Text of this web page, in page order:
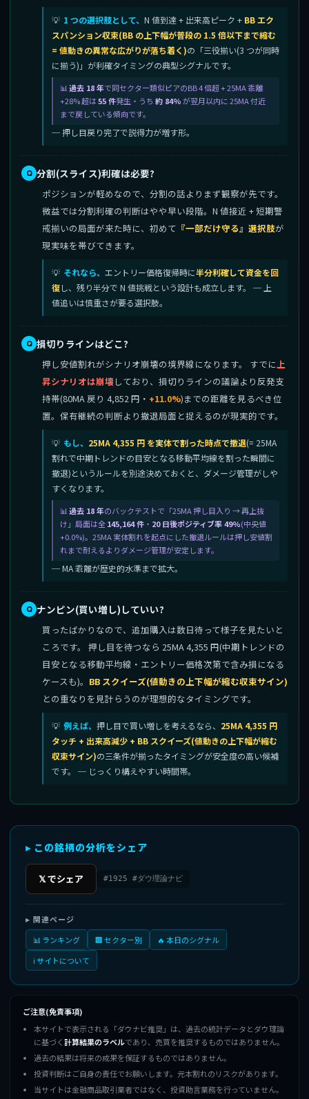
1 つの選択肢として、 N 値到達 + 出来高ピーク + BB エク
スパンション収束(BB の上下幅が普段の 1.5 倍以下まで縮む
= 値動きの異常な広がりが落ち着く)の「三役揃い(3 つが同時
に揃う)」が利確タイミングの典型シグナルです。
過去 18 年で同セクター類似ピアのBB 4 倍超 + 25MA 乖離
+28% 超は55 件発生・うち 約 84%が翌月以内に 25MA 付近
まで戻している傾向です。
─ 押し目戻り完了で説得力が増す形。
分割(スライス)利確は必要?
ポジションが軽めなので、分割の話よりまず観察が先です。
微益では分割利確の判断はやや早い段階。N 値接近 + 短期警
戒揃いの局面が来た時に、初めて 『一部だけ守る』選択肢が
現実味を帯びてきます。
それなら、 エントリー価格復帰時に半分利確して資金を回
復し、残り半分で N 値挑戦という設計も成立します。 ─ 上
値追いは慎重さが要る選択肢。
損切りラインはどこ?
押し安値割れがシナリオ崩壊の境界線になります。 すでに上
昇シナリオは崩壊 しており、損切りラインの議論より反発支
持帯(80MA 戻り 4,852 円・ +11.0%)までの距離を見るべき位
置。保有継続の判断より撤退局面と捉えるのが現実的です。
もし、 25MA 4,355 円 を実体で割った時点で撤退(= 25MA
割れで中期トレンドの目安となる移動平均線を割った瞬間に
撤退)というルールを別途決めておくと、ダメージ管理がしや
すくなります。
過去 18 年のバックテストで「25MA 押し目入り → 再上抜
け」局面は全145,164 件 ・ 20 日後ポジティブ率 49%(中央値
+0.0%)。25MA 実体割れを起点にした撤退ルールは押し安値割
れまで耐えるよりダメージ管理が安定します。
─ MA 乖離が歴史的水準まで拡大。
ナンピン(買い増し)していい?
買ったばかりなので、追加購入は数日待って様子を見たいと
ころです。 押し目を待つなら 25MA 4,355 円(中期トレンドの
目安となる移動平均線・エントリー価格次第で含み損になる
ケースも)。 BB スクイーズ(値動きの上下幅が縮む収束サイン)
との重なりを見計らうのが理想的なタイミングです。
例えば、 押し目で買い増しを考えるなら、 25MA 4,355 円
タッチ + 出来高減少 + BB スクイーズ(値動きの上下幅が縮む
収束サイン)の三条件が揃ったタイミングが安全度の高い候補
です。 ─ じっくり構えやすい時間帯。
▸ この銘柄の分析をシェア
𝕏 でシェア #1925 #ダウ理論ナビ
▸ 関連ページ
📊 ランキング
🏢 セクター別
🔥 本日のシグナル
ℹ️ サイトについて
ご注意(免責事項)
本サイトで表示される「ダウナビ推奨」は、過去の統計データとダウ理論
に基づく計算結果のラベルであり、売買を推奨するものではありません。
過去の結果は将来の成果を保証するものではありません。
投資判断はご自身の責任でお願いします。元本割れのリスクがあります。
当サイトは金融商品取引業者ではなく、投資助言業務を行っていません。